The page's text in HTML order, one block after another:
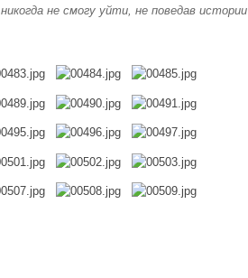
не смогу уйти, не поведав истории